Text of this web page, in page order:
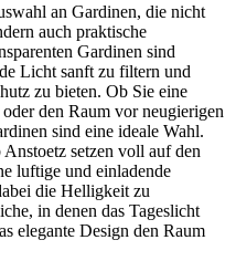
an Gardinen, die nicht
auch praktische
Gardinen sind
Licht sanft zu filtern und
zu bieten. Ob Sie eine
den Raum vor neugierigen
sind eine ideale Wahl.
setzen voll auf den
luftige und einladende
die Helligkeit zu
in denen das Tageslicht
elegante Design den Raum